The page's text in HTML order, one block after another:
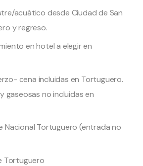
acuático desde Ciudad de San
y regreso.
en hotel a elegir en
cena incluidas en Tortuguero.
gaseosas no incluidas en
Nacional Tortuguero (entrada no
Tortuguero